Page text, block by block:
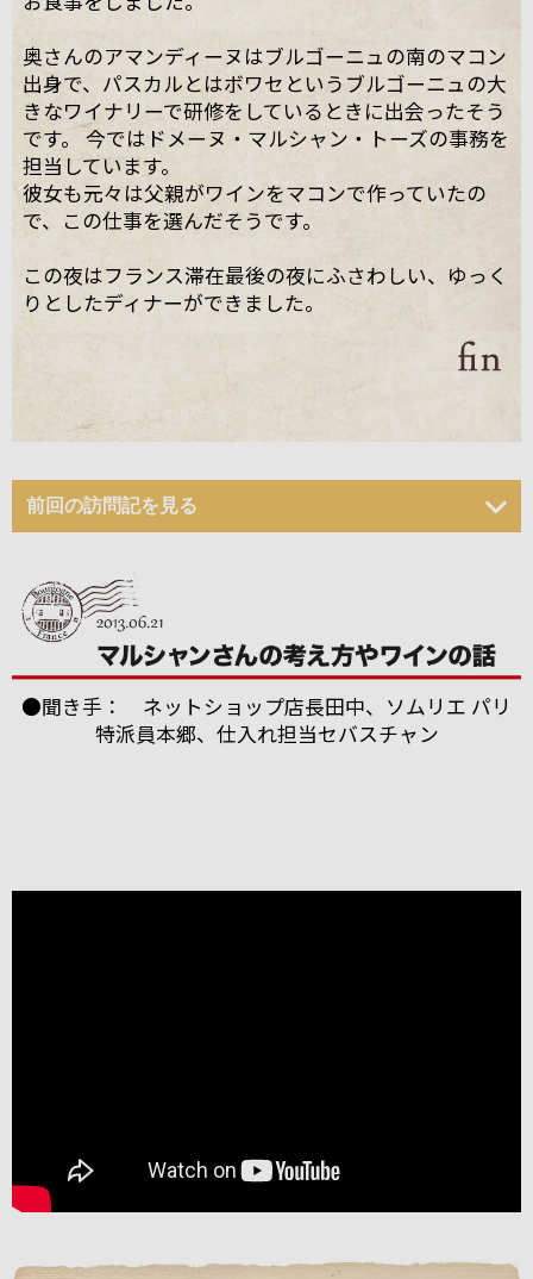
奥さんのアマンディーヌはブルゴーニュの南のマコン
出身で、パスカルとはボワセというブルゴーニュの大
きなワイナリーで研修をしているときに出会ったそう
です。 今ではドメーヌ・マルシャン・トーズの事務を
担当しています。
彼女も元々は父親がワインをマコンで作っていたの
で、この仕事を選んだそうです。
この夜はフランス滞在最後の夜にふさわしい、ゆっく
りとしたディナーができました。
前回の訪問記を見る
ワイン醸造に対する自身のフィロソフィ（哲学）を強
く持った志の高い醸造家でした。
今回は、他のお客様もいらっしゃりとても忙しい中私
くれました。 途中で「もう大丈夫ですよ・・・」と言
●聞き手： ネットショップ店長田中、ソムリエ パリ
特派員本郷、仕入れ担当セバスチャン